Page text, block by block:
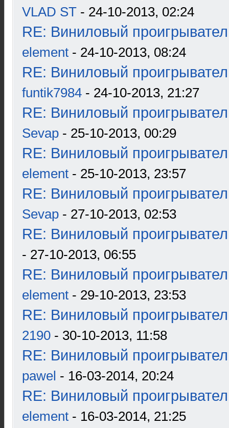
VLAD ST - 24-10-2013, 02:24
RE: Виниловый
element - 24-10-2013, 08:24
RE: Виниловый
funtik7984 - 24-10-2013, 21:27
RE: Виниловый
Sevap - 25-10-2013, 00:29
RE: Виниловый
element - 25-10-2013, 23:57
RE: Виниловый
Sevap - 27-10-2013, 02:53
RE: Виниловый
- 27-10-2013, 06:55
RE: Виниловый
element - 29-10-2013, 23:53
RE: Виниловый
2190 - 30-10-2013, 11:58
RE: Виниловый
pawel - 16-03-2014, 20:24
RE: Виниловый
element - 16-03-2014, 21:25